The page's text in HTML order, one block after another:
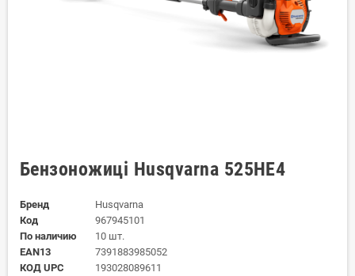
Бензоножиці Husqvarna 525HE4
Бренд
Husqvarna
Код
967945101
По наличию
10 шт.
EAN13
7391883985052
КОД UPC
193028089611